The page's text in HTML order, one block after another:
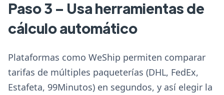
Paso 3 – Usa herramientas de
cálculo automático
Plataformas como WeShip permiten comparar
tarifas de múltiples paqueterías (DHL, FedEx,
Estafeta, 99Minutos) en segundos, y así elegir la